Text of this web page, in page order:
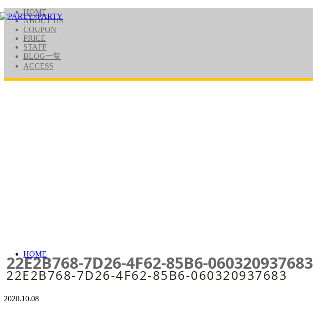
HOME
ABOUT US
COUPON
PRICE
STAFF
BLOG一覧
ACCESS
22E2B768-7D26-4F62-85B6-060320937683
HOME
22E2B768-7D26-4F62-85B6-060320937683
2020.10.08